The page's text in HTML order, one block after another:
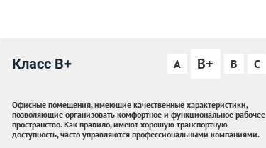
Класс B+ A B+ B C
Офисные помещения, имеющие качественные характеристики,
позволяющие организовать комфортное и функциональное рабочее
пространство. Как правило, имеют хорошую транспортную
доступность, часто управляются профессиональными компаниями.